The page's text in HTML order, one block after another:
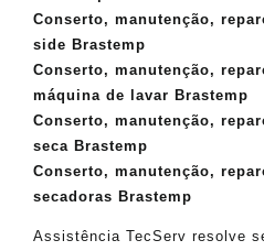
Conserto, manutenção,
side Brastemp
Conserto, manutenção,
máquina de lavar Brastemp
Conserto, manutenção,
seca Brastemp
Conserto, manutenção,
secadoras Brastemp
Assistência TecServ resolve